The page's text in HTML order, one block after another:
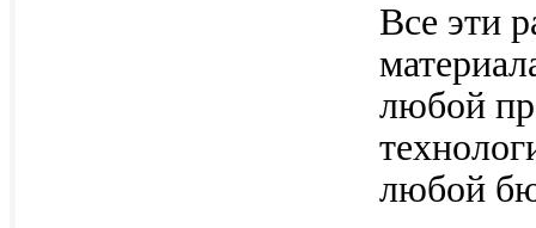
Все эти
любой
любой